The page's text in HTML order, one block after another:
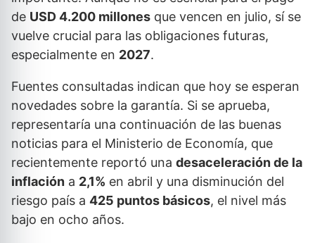
de USD 4.200 millones que vencen en julio, sí se
vuelve crucial para las obligaciones futuras,
especialmente en 2027.
Fuentes consultadas indican que hoy se esperan
novedades sobre la garantía. Si se aprueba,
representaría una continuación de las buenas
noticias para el Ministerio de Economía, que
recientemente reportó una desaceleración de la
inflación a 2,1% en abril y una disminución del
riesgo país a 425 puntos básicos, el nivel más
bajo en ocho años.